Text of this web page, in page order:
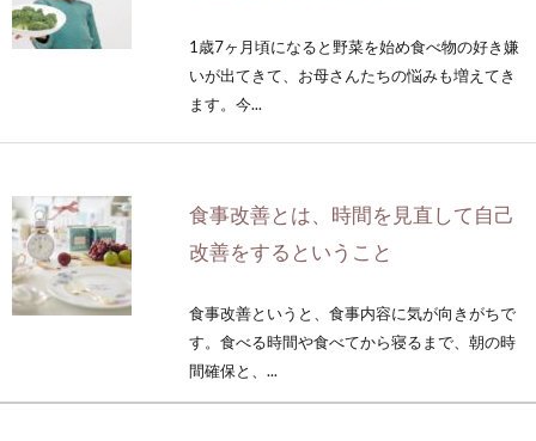
1歳7ヶ月頃になると野菜を始め食べ物の好き嫌
いが出てきて、お母さんたちの悩みも増えてき
ます。今...
食事改善とは、時間を見直して自己
改善をするということ
食事改善というと、食事内容に気が向きがちで
す。食べる時間や食べてから寝るまで、朝の時
間確保と、...